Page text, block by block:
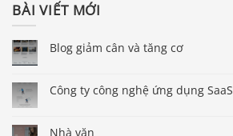
BÀI VIẾT MỚI
Blog giảm cân và tăng cơ
Công ty công nghệ ứng dụng SaaS
Nhà văn